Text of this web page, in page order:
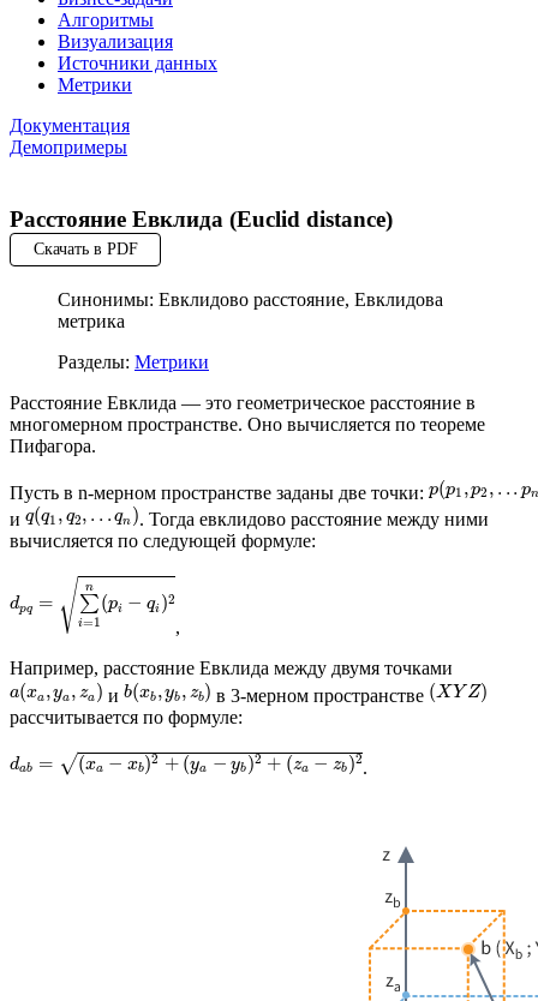
Алгоритмы
Визуализация
Источники данных
Метрики
Документация
Демопримеры
Расстояние Евклида (Euclid distance)
Скачать в PDF
Синонимы: Евклидово расстояние, Евклидова
метрика
Разделы: Метрики
Расстояние Евклида — это геометрическое расстояние в
многомерном пространстве. Оно вычисляется по теореме
Пифагора.
Пусть в n-мерном пространстве заданы две точки: p(p1 ,p2 , . . . pn
и q(q1 , q2, . . . qn ). Тогда евклидово расстояние между ними
вычисляется по следующей формуле:
dpq = √ n
∑
i=1
(pi − qi )2
,
Например, расстояние Евклида между двумя точками
a(xa ,ya , za ) и b(xb ,yb , zb) в 3-мерном пространстве (X Y Z)
рассчитывается по формуле:
dab = √(xa − xb)2 + (ya − yb )2 + (za − zb )2.